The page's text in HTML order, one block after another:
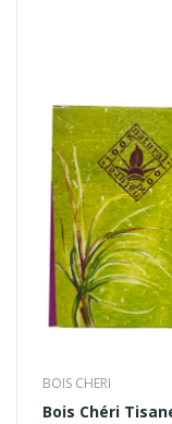
BOIS CHERI
Bois Chéri